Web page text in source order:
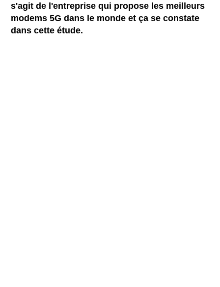
s'agit de l'entreprise qui propose les meilleurs
modems 5G dans le monde et ça se constate
dans cette étude.